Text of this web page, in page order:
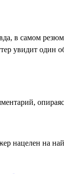
в самом
увидит один
нацелен на